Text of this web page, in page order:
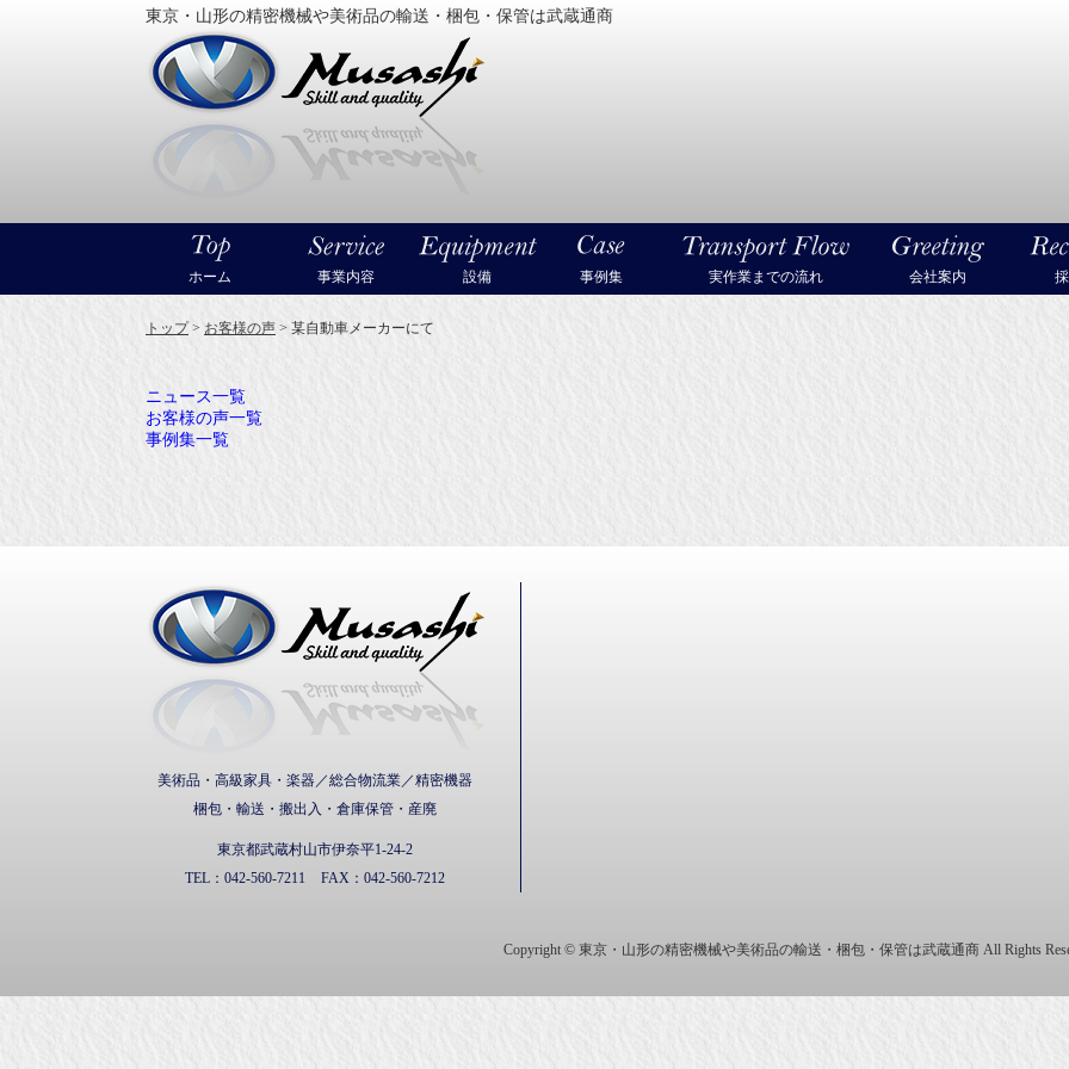
東京・山形の精密機械や美術品の輸送・梱包・保管は武蔵通商
ホーム 事業内容 設備 事例集 実作業までの流れ 会社案内
トップ> お客様の声 > 某自動車メーカーにて
ニュース一覧
お客様の声一覧
事例集一覧
美術品・高級家具・楽器／総合物流業／精密機器
梱包・輸送・搬出入・倉庫保管・産廃
東京都武蔵村山市伊奈平1-24-2
TEL： 042-560-7211 FAX： 042-560-7212
Copyright © 東京・山形の精密機械や美術品の輸送・梱包・保管は武蔵通商 All Rights